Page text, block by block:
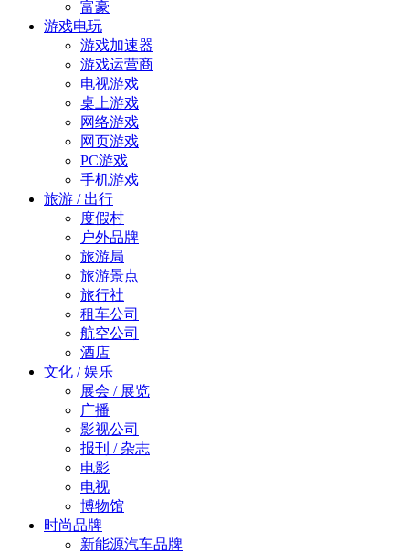
富豪
游戏电玩
游戏加速器
游戏运营商
电视游戏
桌上游戏
网络游戏
网页游戏
PC游戏
手机游戏
旅游 / 出行
度假村
户外品牌
旅游局
旅游景点
旅行社
租车公司
航空公司
酒店
文化 / 娱乐
展会 / 展览
广播
影视公司
报刊 / 杂志
电影
电视
博物馆
时尚品牌
新能源汽车品牌